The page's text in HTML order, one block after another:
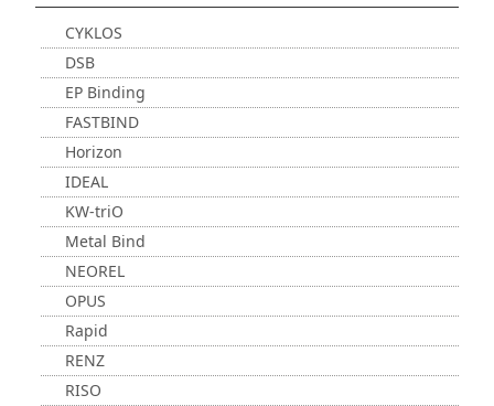
CYKLOS
DSB
EP Binding
FASTBIND
Horizon
IDEAL
KW-triO
Metal Bind
NEOREL
OPUS
Rapid
RENZ
RISO